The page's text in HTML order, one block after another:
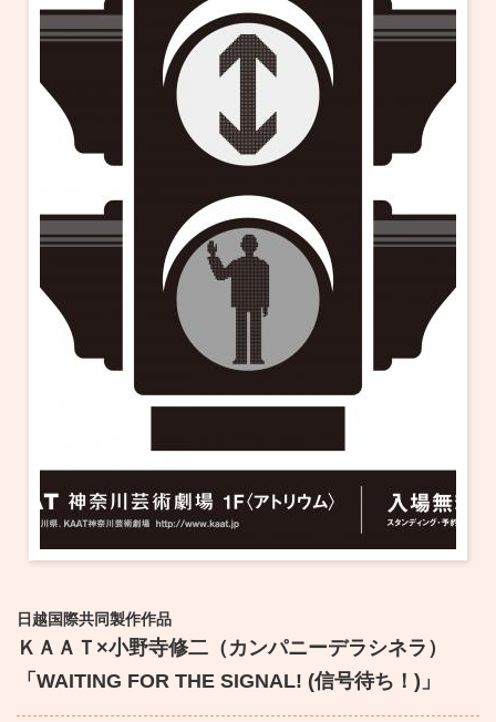
・ 交通案内
・ ミッション
・ 施設概要
・ レストラン/カフェ
KAAT 神奈川芸術劇場
日越国際共同製作作品
ＫＡＡＴ×小野寺修二（カンパニーデラシネラ）
「WAITING FOR THE SIGNAL! (信号待ち！)」